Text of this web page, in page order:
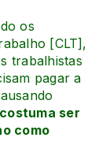
os
[CLT],
trabalhistas
pagar a
ser
como